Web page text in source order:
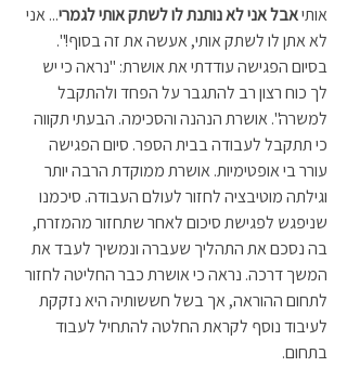
אותי אבל אני לא נותנת לו לשתק אותי לגמרי... אני
לא אתן לו לשתק אותי, אעשה את זה בסוף!".
בסיום הפגישה עודדתי את אושרת: "נראה כי יש
לך כוח רצון רב להתגבר על הפחד ולהתקבל
למשרה". אושרת הנהנה והסכימה. הבעתי תקווה
כי תתקבל לעבודה בבית הספר. סיום הפגישה
עורר בי אופטימיות. אושרת ממוקדת הרבה יותר
וגילתה מוטיבציה לחזור לעולם העבודה. סיכמנו
שניפגש לפגישת סיכום לאחר שתחזור מהמזרח,
בה נסכם את התהליך שעברה ונמשיך לעבד את
המשך דרכה. נראה כי אושרת כבר החליטה לחזור
לתחום ההוראה, אך בשל חששותיה היא נזקקת
לעיבוד נוסף לקראת החלטה להתחיל לעבוד
בתחום.